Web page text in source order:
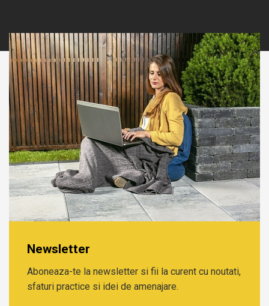
Newsletter
Aboneaza-te la newsletter si fii la curent cu noutati,
sfaturi practice si idei de amenajare.